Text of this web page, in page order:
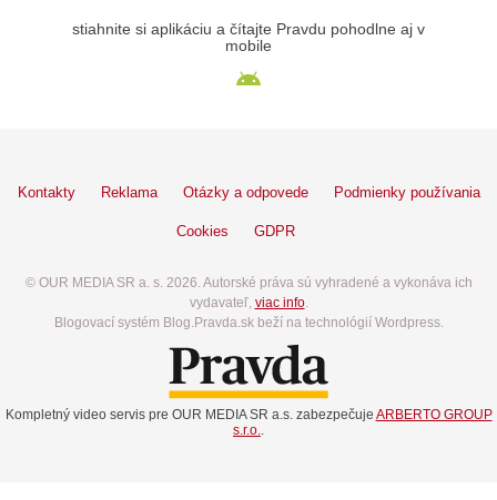
stiahnite si aplikáciu a čítajte Pravdu pohodlne aj v
mobile
Kontakty Reklama Otázky a odpovede Podmienky používania
Cookies GDPR
© OUR MEDIA SR a. s. 2026. Autorské práva sú vyhradené a vykonáva ich
vydavateľ, viac info.
Blogovací systém Blog.Pravda.sk beží na technológií Wordpress.
Kompletný video servis pre OUR MEDIA SR a.s. zabezpečuje ARBERTO GROUP
s.r.o..